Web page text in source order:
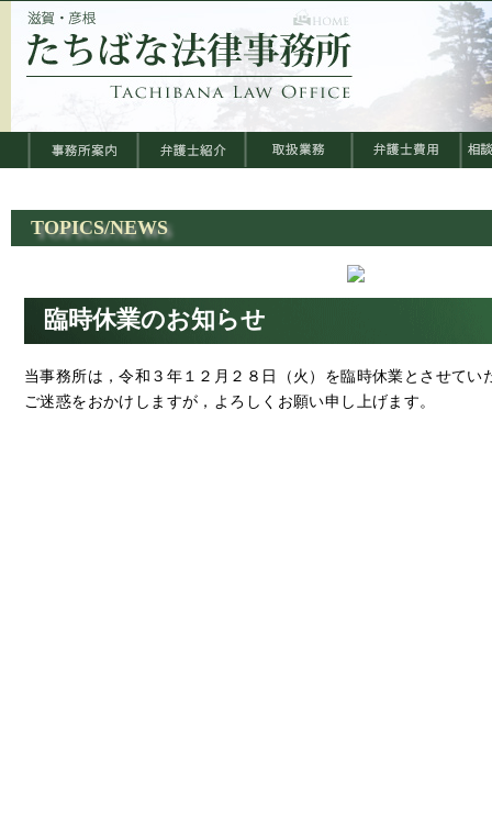
TOPICS/NEWS
臨時休業のお知らせ
当事務所は，令和３年１２月２８日（火）を臨時休業とさせてい
ご迷惑をおかけしますが，よろしくお願い申し上げます。